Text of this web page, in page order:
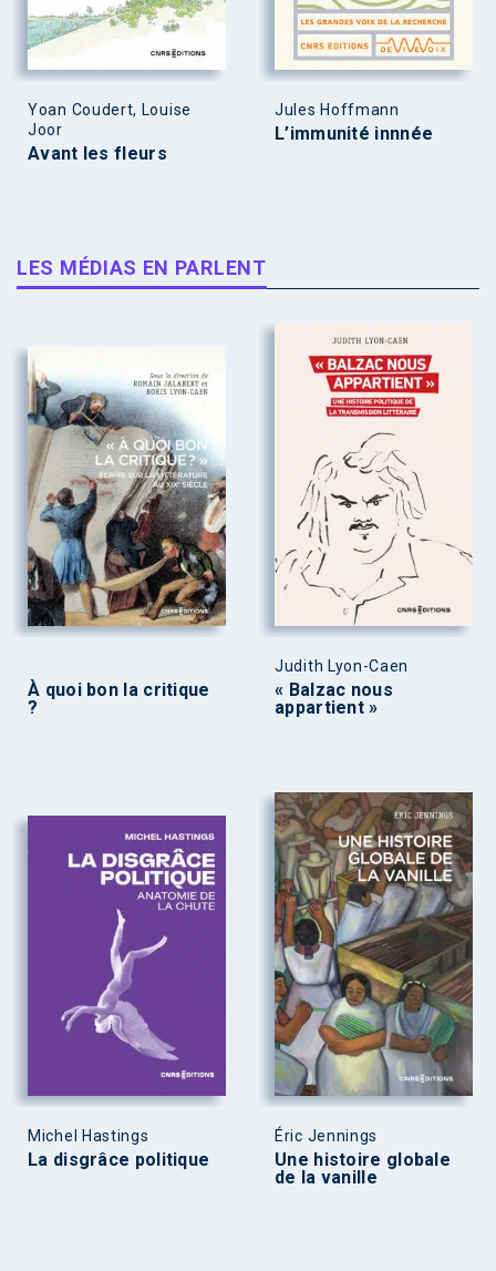
Yoan Coudert, Louise
Joor
Avant les fleurs
Jules Hoffmann
L’immunité innnée
LES MÉDIAS EN PARLENT
À quoi bon la critique
?
Judith Lyon-Caen
« Balzac nous
appartient »
Michel Hastings
La disgrâce politique
Éric Jennings
Une histoire globale
de la vanille